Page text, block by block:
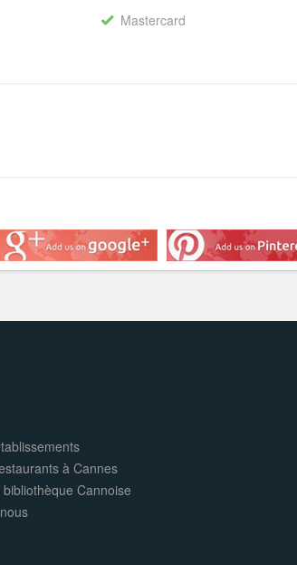
Mastercard
à Cannes
Cannoise